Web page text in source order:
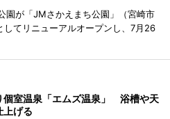
園が「JMさかえまち公園」（宮崎市
てリニューアルオープンし、7月26
個室温泉「エムズ温泉」 浴槽や天
上げる